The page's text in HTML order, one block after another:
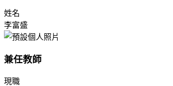
姓名
李富盛
兼任教師
現職